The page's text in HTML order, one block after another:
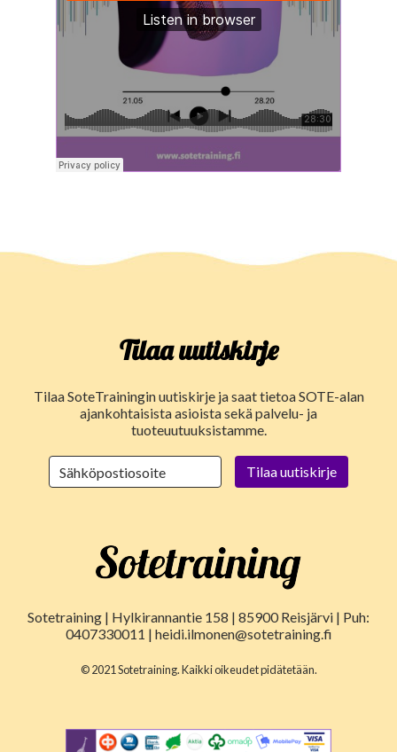
Tilaa uutiskirje
Tilaa SoteTrainingin uutiskirje ja saat tietoa SOTE-alan
ajankohtaisista asioista sekä palvelu- ja
tuoteuutuuksistamme.
Sotetraining | Hylkirannantie 158 | 85900 Reisjärvi | Puh:
0407330011 | heidi.ilmonen@sotetraining.fi
© 2021 Sotetraining. Kaikki oikeudet pidätetään.